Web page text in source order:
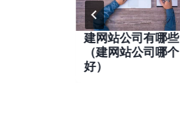
建网站公司有哪些
（建网站公司哪个
好）